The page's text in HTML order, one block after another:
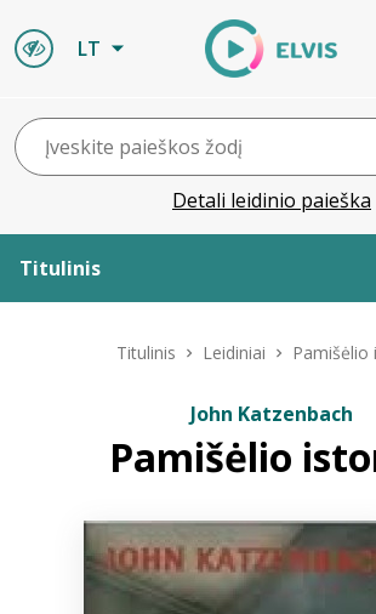
LT
Detali leidinio paieška
Titulinis
ELVIS atvyksta
Naujienos
Titulinis Leidiniai Pamišėlio
John Katzenbach
Pamišėlio